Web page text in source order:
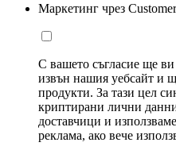
Маркетинг чрез
С вашето съгласие ще
извън нашия уебсайт и
продукти. За тази цел
криптирани лични
доставчици и
реклама, ако вече